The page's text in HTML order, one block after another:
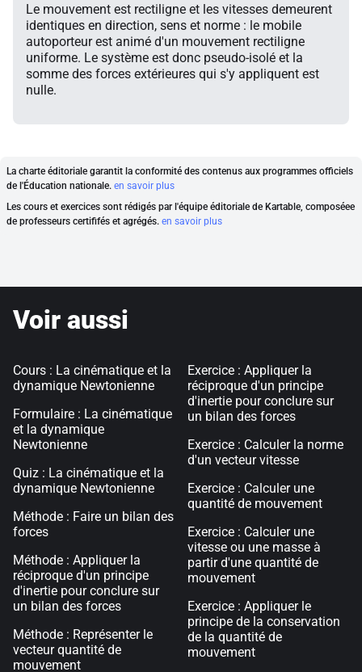
Le mouvement est rectiligne et les vitesses demeurent
identiques en direction, sens et norme : le mobile
autoporteur est animé d'un mouvement rectiligne
uniforme. Le système est donc pseudo-isolé et la
somme des forces extérieures qui s'y appliquent est
nulle.
La charte éditoriale garantit la conformité des contenus aux programmes officiels
de l'Éducation nationale. en savoir plus
Les cours et exercices sont rédigés par l'équipe éditoriale de Kartable, composéee
de professeurs certififés et agrégés. en savoir plus
Voir aussi
Cours : La cinématique et la
dynamique Newtonienne
Formulaire : La cinématique
et la dynamique
Newtonienne
Quiz : La cinématique et la
dynamique Newtonienne
Méthode : Faire un bilan des
forces
Méthode : Appliquer la
réciproque d'un principe
d'inertie pour conclure sur
un bilan des forces
Méthode : Représenter le
vecteur quantité de
mouvement
Exercice : Appliquer la
réciproque d'un principe
d'inertie pour conclure sur
un bilan des forces
Exercice : Calculer la norme
d'un vecteur vitesse
Exercice : Calculer une
quantité de mouvement
Exercice : Calculer une
vitesse ou une masse à
partir d'une quantité de
mouvement
Exercice : Appliquer le
principe de la conservation
de la quantité de
mouvement